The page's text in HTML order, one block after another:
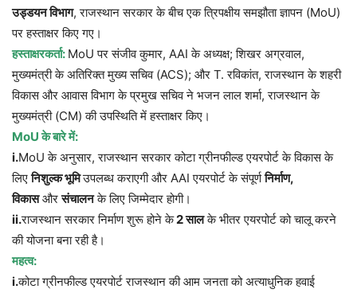
उड्डयन विभाग, राजस्थान सरकार के बीच एक त्रिपक्षीय समझौता ज्ञापन (MoU)
पर हस्ताक्षर किए गए।
हस्ताक्षरकर्ता: MoU पर संजीव कुमार, AAI के अध्यक्ष; शिखर अग्रवाल,
मुख्यमंत्री के अतिरिक्त मुख्य सचिव (ACS); और T. रविकांत, राजस्थान के शहरी
विकास और आवास विभाग के प्रमुख सचिव ने भजन लाल शर्मा, राजस्थान के
मुख्यमंत्री (CM) की उपस्थिति में हस्ताक्षर किए।
MoU के बारे में:
i.MoU के अनुसार, राजस्थान सरकार कोटा ग्रीनफील्ड एयरपोर्ट के विकास के
लिएनिशुल्क भूमिउपलब्ध कराएगी और AAI एयरपोर्ट के संपूर्णनिर्माण,
विकासऔरसंचालनके लिए जिम्मेदार होगी।
ii.राजस्थान सरकार निर्माण शुरू होने के2सालके भीतर एयरपोर्ट को चालू करने
की योजना बना रही है।
महत्व:
i.कोटा ग्रीनफील्ड एयरपोर्ट राजस्थान की आम जनता को अत्याधुनिक हवाई